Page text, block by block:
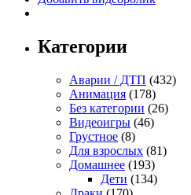
Категории
Аварии / ДТП (432)
Анимация (178)
Без категории (26)
Видеоигры (46)
Грустное (8)
Для взрослых (81)
Домашнее (193)
Дети (134)